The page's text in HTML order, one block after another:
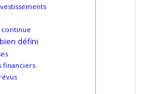
continue
défini
financiers